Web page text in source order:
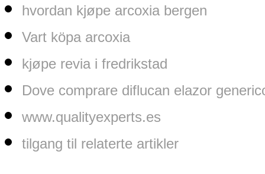
hvordan kjøpe arcoxia bergen
Vart köpa arcoxia
kjøpe revia i fredrikstad
Dove comprare diflucan elazor
www.qualityexperts.es
tilgang til relaterte artikler